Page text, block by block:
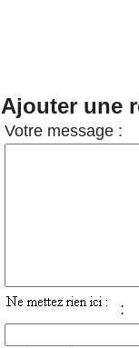
Ajouter une
Votre message :
: